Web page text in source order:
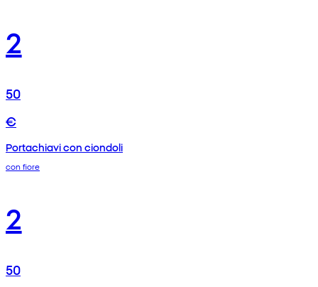
2
50
€
Portachiavi con ciondoli
con fiore
2
50